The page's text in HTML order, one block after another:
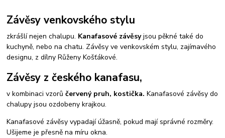
Závěsy venkovského stylu
zkrášlí nejen chalupu. Kanafasové závěsyjsou pěkné také do
kuchyně, nebo na chatu. Závěsy ve venkovském stylu, zajímavého
designu, z dílny Růženy Košťákové.
Závěsy z českého kanafasu,
v kombinaci vzorůčervený pruh, kostička.Kanafasové závěsy do
chalupy jsou ozdobeny krajkou.
Kanafasové závěsy vypadají úžasně, pokud mají správné rozměry.
Ušijeme je přesně na míru okna.